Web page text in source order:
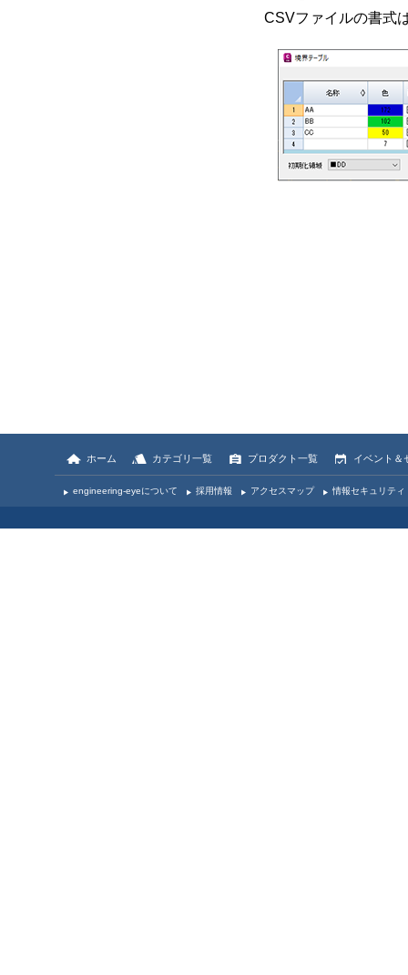
CSVファイルの書式
ホーム カテゴリ一覧 プロダクト一覧 イベント＆
engineering-eyeについて 採用情報 アクセスマップ 情報セキュリテ